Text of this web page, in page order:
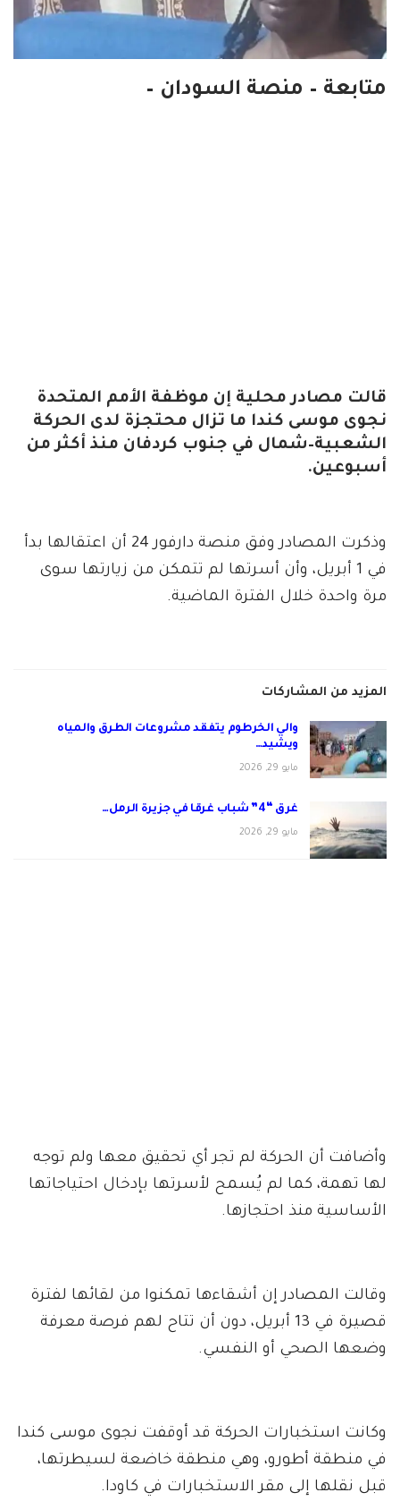
متابعة – منصة السودان –
قالت مصادر محلية إن موظفة الأمم المتحدة
نجوى موسى كندا ما تزال محتجزة لدى الحركة
الشعبية–شمال في جنوب كردفان منذ أكثر من
أسبوعين.
وذكرت المصادر وفق منصة دارفور 24 أن اعتقالها بدأ
في 1 أبريل، وأن أسرتها لم تتمكن من زيارتها سوى
مرة واحدة خلال الفترة الماضية.
المزيد من المشاركات
والي الخرطوم يتفقد مشروعات الطرق والمياه
ويشيد…
مايو 29, 2026
غرق “4” شباب غرقا في جزيرة الرمل…
مايو 29, 2026
وأضافت أن الحركة لم تجر أي تحقيق معها ولم توجه
لها تهمة، كما لم يُسمح لأسرتها بإدخال احتياجاتها
الأساسية منذ احتجازها.
وقالت المصادر إن أشقاءها تمكنوا من لقائها لفترة
قصيرة في 13 أبريل، دون أن تتاح لهم فرصة معرفة
وضعها الصحي أو النفسي.
وكانت استخبارات الحركة قد أوقفت نجوى موسى كندا
في منطقة أطورو، وهي منطقة خاضعة لسيطرتها،
قبل نقلها إلى مقر الاستخبارات في كاودا.